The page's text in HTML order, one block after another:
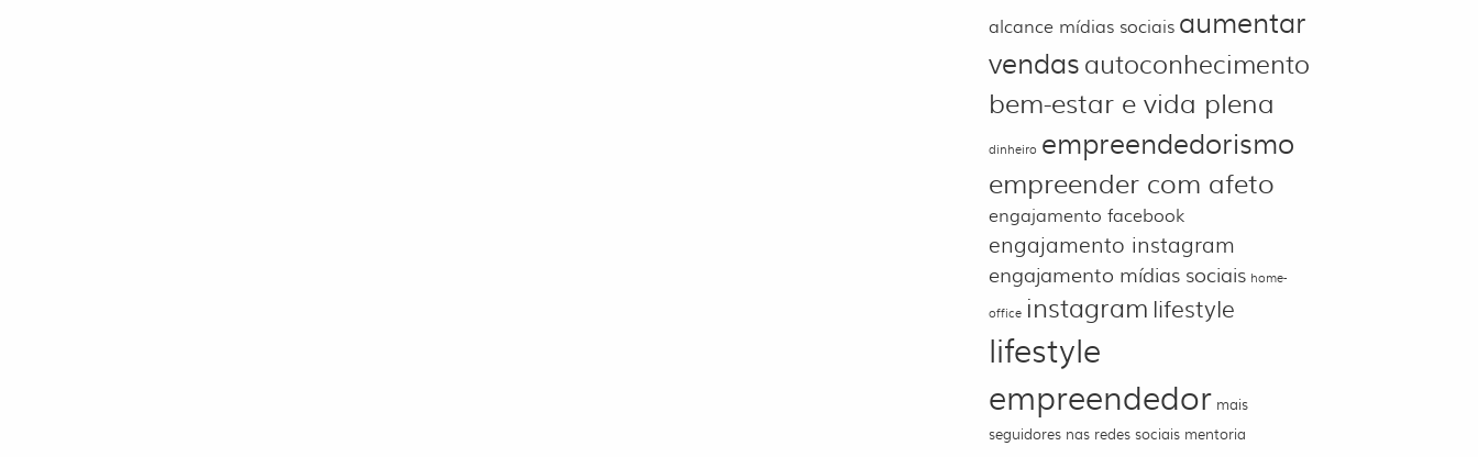
alcance mídias sociais aumentar
vendasautoconhecimento
bem-estar e vida plena
dinheiro empreendedorismo
empreender com afeto
engajamento facebook
engajamento instagram
engajamento mídias sociais home-
office instagram lifestyle
lifestyle
empreendedor mais
seguidores nas redes sociais mentoria